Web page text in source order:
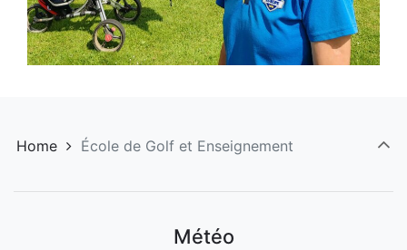
Home École de Golf et Enseignement
Météo